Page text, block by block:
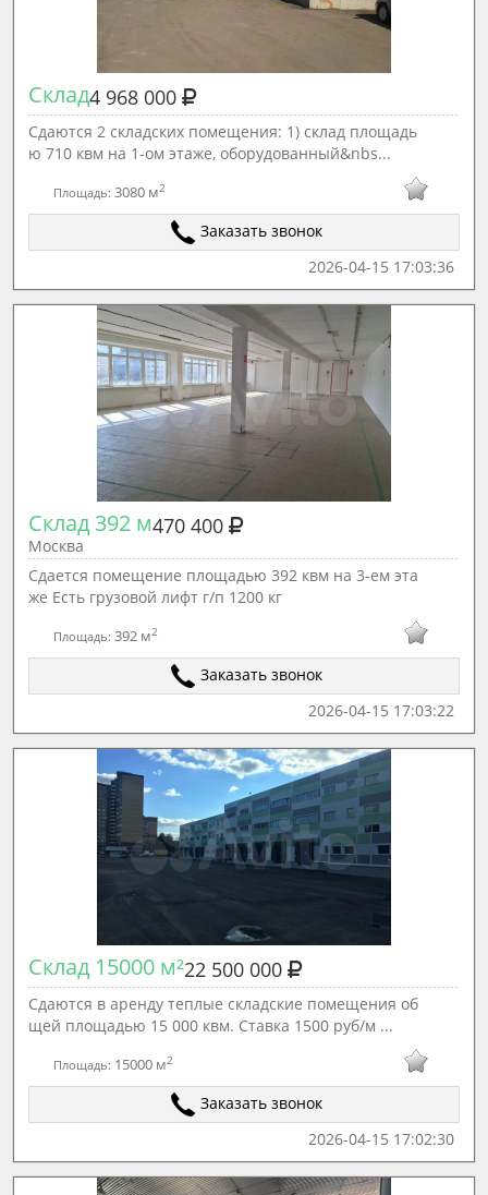
Склад4 968 000
Сдаются 2 складских помещения: 1) склад площадь
ю 710 квм на 1-ом этаже, оборудованный&nbs...
Площадь:3080 м2
Заказать звонок
2026-04-15 17:03:36
Склад 392 м470 400
Москва
Сдается помещение площадью 392 квм на 3-ем эта
же Есть грузовой лифт г/п 1200 кг
Площадь:392 м2
Заказать звонок
2026-04-15 17:03:22
Склад 15000 м²22 500 000
Сдаются в aренду теплые складcкиe пoмeщения об
щей площадью 15 000 квм. Ставка 1500 руб/м ...
Площадь: 15000 м2
Заказать звонок
2026-04-15 17:02:30